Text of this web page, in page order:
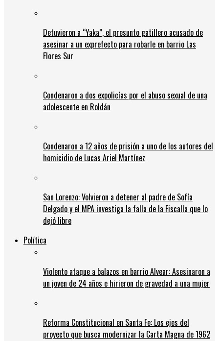
Detuvieron a “Yaka”, el presunto gatillero acusado de
asesinar a un exprefecto para robarle en barrio Las
Flores Sur
Condenaron a dos expolicías por el abuso sexual de una
adolescente en Roldán
Condenaron a 12 años de prisión a uno de los autores del
homicidio de Lucas Ariel Martínez
San Lorenzo: Volvieron a detener al padre de Sofía
Delgado y el MPA investiga la falla de la Fiscalía que lo
dejó libre
Política
Violento ataque a balazos en barrio Alvear: Asesinaron a
un joven de 24 años e hirieron de gravedad a una mujer
Reforma Constitucional en Santa Fe: Los ejes del
proyecto que busca modernizar la Carta Magna de 1962